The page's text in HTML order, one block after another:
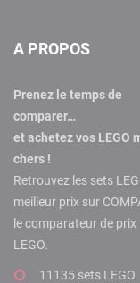
A PROPOS
Prenez le temps de
comparer…
et achetez vos LEGO
chers !
Retrouvez les sets
meilleur prix sur
le comparateur de prix
LEGO.
11135 sets LEGO